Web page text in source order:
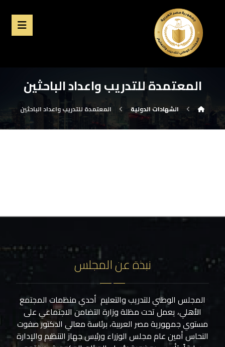
المعتمدة للتدريب واعداد الباحثين
الشهادات الدولية المعتمدة للتدريب واعداد الباحثين
نبذة عن المجلس
المجلس الوطني للتدريب والتعليم أحدي منظمات المجتمع
الأهلي، يعمل تحت مظلة وزارة التضامن الاجتماعي على
مستوي جمهورية مصر العربية، برئاسة معالي الدكتور صفوت
النحاس أمين عام مجلس الوزراء ورئيس جهاز التنظيم والإدارة